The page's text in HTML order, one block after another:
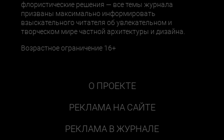
флористические решения — все темы журнала
призваны максимально информировать
взыскательного читателя об увлекательном и
творческом мире частной архитектуры и дизайна.
Возрастное ограничение 16+
О ПРОЕКТЕ
РЕКЛАМА НА САЙТЕ
РЕКЛАМА В ЖУРНАЛЕ